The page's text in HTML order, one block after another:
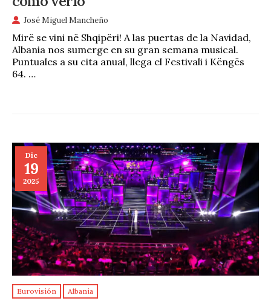
José Miguel Mancheño
Mirë se vini në Shqipëri! A las puertas de la Navidad,
Albania nos sumerge en su gran semana musical.
Puntuales a su cita anual, llega el Festivali i Këngës
64. …
Dic
19
2025
Eurovisión Albania